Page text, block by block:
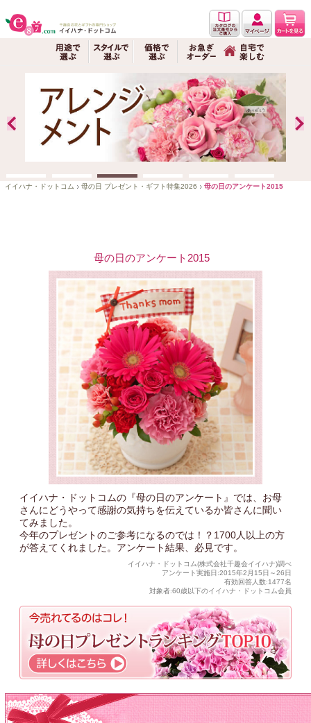
イイハナ・ドットコム 母の日 プレゼント・ギフト特集2026 母の日のアンケート2015
母の日のアンケート2015
イイハナ・ドットコムの『母の日のアンケート』では、お母
さんにどうやって感謝の気持ちを伝えているか皆さんに聞い
てみました。
今年のプレゼントのご参考になるのでは！？1700人以上の方
が答えてくれました。アンケート結果、必見です。
イイハナ・ドットコム(株式会社千趣会イイハナ)調べ
アンケート実施日:2015年2月15日～26日
有効回答人数:1477名
対象者:60歳以下のイイハナ・ドットコム会員